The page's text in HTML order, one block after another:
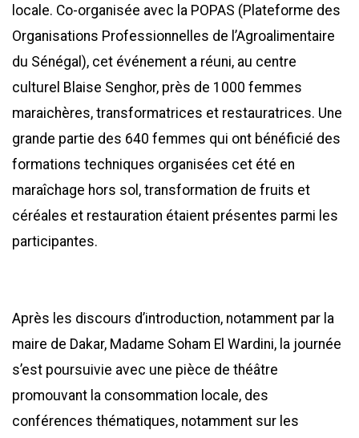
locale. Co-organisée avec la POPAS (Plateforme des
Organisations Professionnelles de l’Agroalimentaire
du Sénégal), cet événement a réuni, au centre
culturel Blaise Senghor, près de 1000 femmes
maraichères, transformatrices et restauratrices. Une
grande partie des 640 femmes qui ont bénéficié des
formations techniques organisées cet été en
maraîchage hors sol, transformation de fruits et
céréales et restauration étaient présentes parmi les
participantes.
Après les discours d’introduction, notamment par la
maire de Dakar, Madame Soham El Wardini, la journée
s’est poursuivie avec une pièce de théâtre
promouvant la consommation locale, des
conférences thématiques, notamment sur les